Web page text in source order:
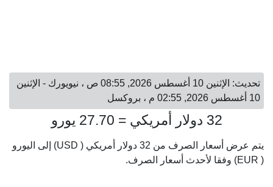
تحديث: الإثنين 10 أغسطس 2026, 08:55 ص ، نيويورك - الإثنين
10 أغسطس 2026, 02:55 م ، بروكسل
32 دولار أمريكي = 27.70 يورو
يتم عرض أسعار الصرف من 32 دولار أمريكي ( USD) إلى اليورو
( EUR) وفقا لأحدث أسعار الصرف.